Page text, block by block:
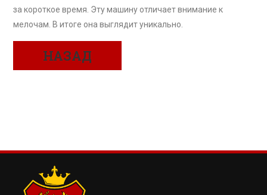
за короткое время. Эту машину отличает внимание к
мелочам. В итоге она выглядит уникально.
НАЗАД